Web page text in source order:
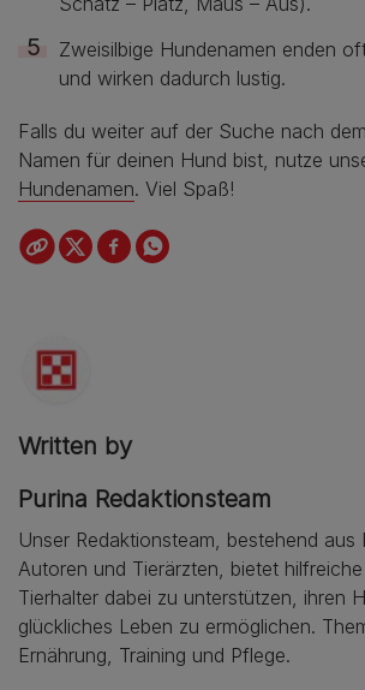
Zweisilbige Hundenamen enden
und wirken dadurch lustig.
Falls du weiter auf der Suche nach
Namen für deinen Hund bist, nutze
Hundenamen. Viel Spaß!
Written by
Purina Redaktionsteam
Unser Redaktionsteam, bestehend aus
Autoren und Tierärzten, bietet
Tierhalter dabei zu unterstützen, ihren
glückliches Leben zu ermöglichen.
Ernährung, Training und Pflege.